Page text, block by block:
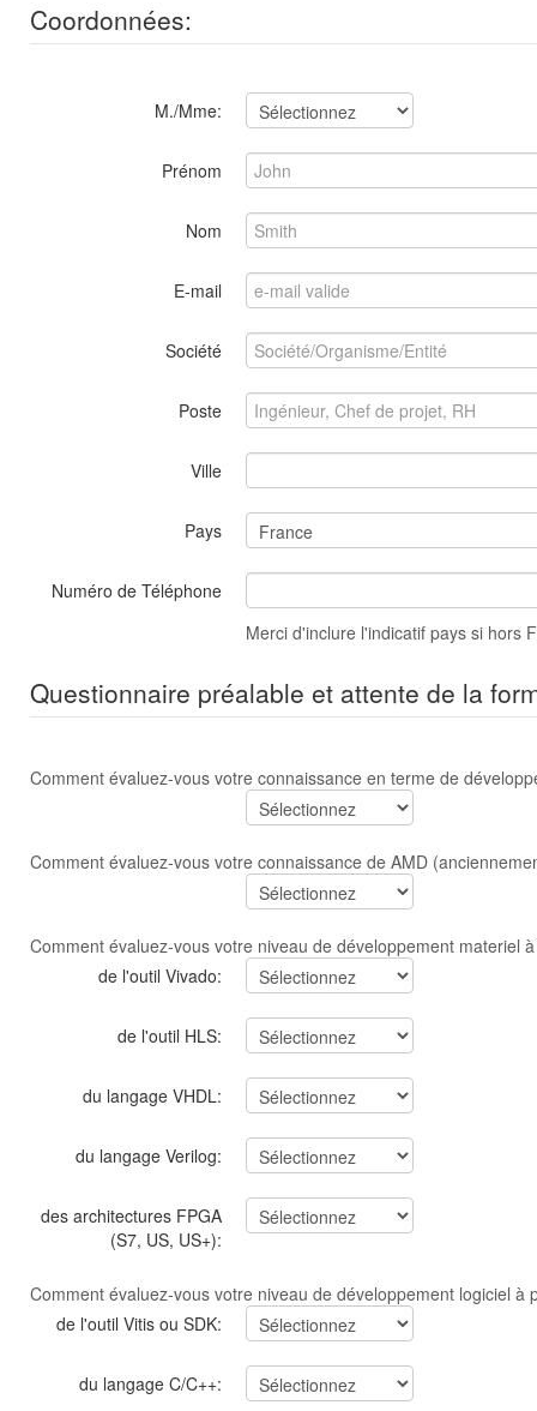
Coordonnées:
M./Mme:
Prénom
Nom
E-mail
Société
Poste
Ville
Pays
Numéro de Téléphone
Merci d'inclure l'indicatif pays si hors
Questionnaire préalable et attente de la
Comment évaluez-vous votre connaissance en terme de
Comment évaluez-vous votre connaissance de AMD
Comment évaluez-vous votre niveau de développement materiel
de l'outil Vivado:
de l'outil HLS:
du langage VHDL:
du langage Verilog:
des architectures FPGA
(S7, US, US+):
Comment évaluez-vous votre niveau de développement logiciel à
de l'outil Vitis ou SDK:
du langage C/C++: